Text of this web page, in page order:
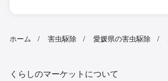
ホーム 害虫駆除 愛媛県の害虫駆除
くらしのマーケットについて